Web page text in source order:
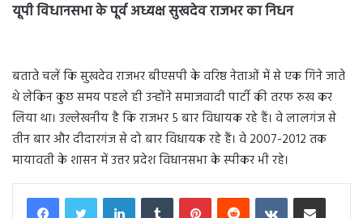
यूपी विधानसभा के पूर्व अध्यक्ष सुखदेव राजभर का निधन
बताते चलें कि सुखदेव राजभर बीएसपी के वरिष्ठ नेताओं में से एक गिने जाते
थे लेकिन कुछ समय पहले ही उन्होंने समाजवादी पार्टी की तरफ रुख कर
लिया था। उल्लेखनीय है कि राजभर 5 बार विधायक रहे हैं। वे लालगंज से
तीन बार और दीदारगंज से दो बार विधायक रहे हैं। वे 2007-2012 तक
मायावती के शासन में उत्तर प्रदेश विधानसभा के स्पीकर भी रहे।
LinkedInTumblr PinterestReddit VKontakteShare via Email